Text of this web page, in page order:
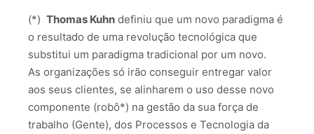
(*) Thomas Kuhn definiu que um novo paradigma é
o resultado de uma revolução tecnológica que
substitui um paradigma tradicional por um novo.
As organizações só irão conseguir entregar valor
aos seus clientes, se alinharem o uso desse novo
componente (robô*) na gestão da sua força de
trabalho (Gente), dos Processos e Tecnologia da